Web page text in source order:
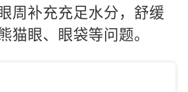
周补充充足水分，舒缓
猫眼、眼袋等问题。